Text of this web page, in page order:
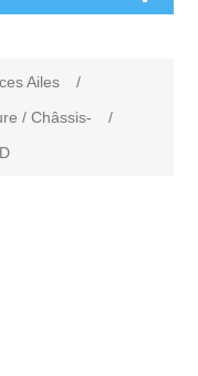
Ailes
/
/ Châssis-
/